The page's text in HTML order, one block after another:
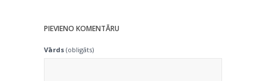
PIEVIENO KOMENTĀRU
Vārds (obligāts)